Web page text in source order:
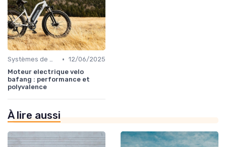
Systèmes de motorisation • 12/06/2025
Moteur electrique velo
bafang : performance et
polyvalence
À lire aussi